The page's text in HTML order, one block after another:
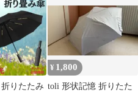
りたたみ
¥ 1,800
toli 形状記憶 折りたた